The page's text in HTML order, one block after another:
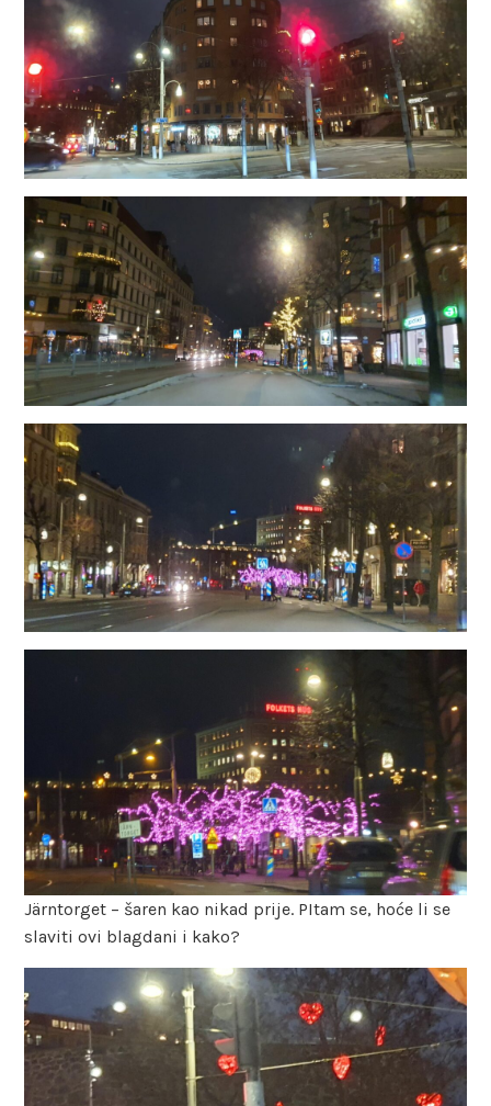
Järntorget – šaren kao nikad prije. PItam se, hoće li se
slaviti ovi blagdani i kako?